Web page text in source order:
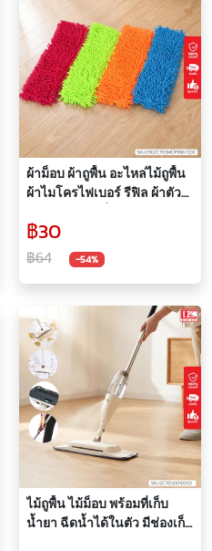
ผ้าม็อบ ผ้าถูพื้น อะไหล่ไม้ถูพื้น
ผ้าไมโครไฟเบอร์ รีฟิล ผ้าตัว
ถอดซักได้
฿30
฿64 -54%
ไม้ถูพื้น ไม้ม็อบ พร้อมที่เก็บ
น้ำยา ฉีดน้ำได้ในตัว มีช่องเก็บ